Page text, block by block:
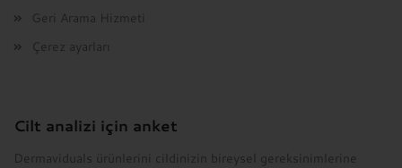
Geri Arama Hizmeti
Çerez ayarları
Cilt analizi için anket
Dermaviduals ürünlerini cildinizin bireysel gereksinimlerine